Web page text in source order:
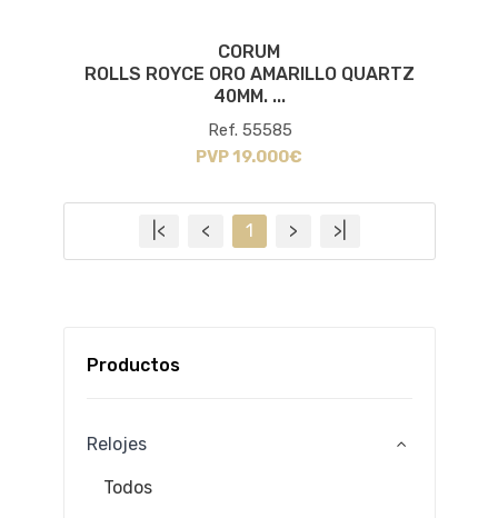
Productos
Relojes
Todos
CORUM
ROLLS ROYCE ORO AMARILLO QUARTZ
40MM. ...
Ref. 55585
PVP 19.000€
|< < 1 > >|